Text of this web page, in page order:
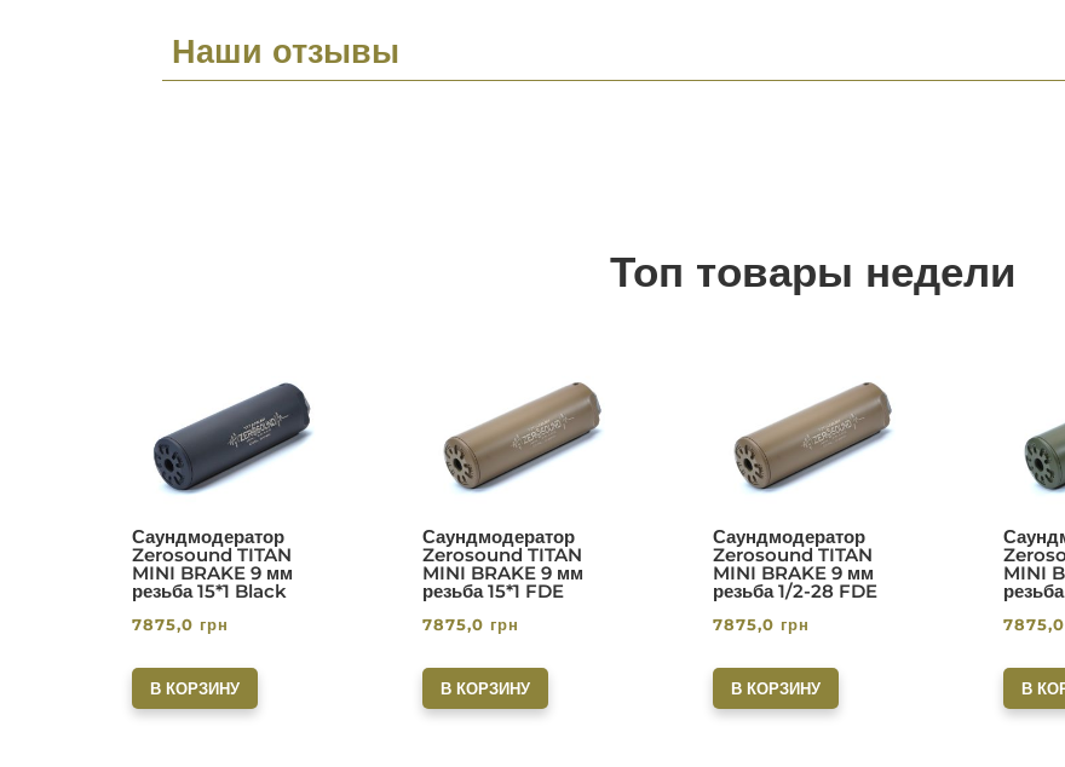
Наши отзывы
Топ товары недели
Саундмодератор
Zerosound TITAN
MINI BRAKE 9 мм
резьба 15*1 Black
7875,0 грн
В КОРЗИНУ
Саундмодератор
Zerosound TITAN
MINI BRAKE 9 мм
резьба 15*1 FDE
7875,0 грн
В КОРЗИНУ
Саундмодератор
Zerosound TITAN
MINI BRAKE 9 мм
резьба 1/2-28 FDE
7875,0 грн
В КОРЗИНУ
MINI
7875,0
В